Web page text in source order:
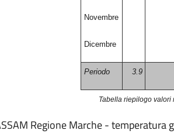
Novembre
Dicembre
Periodo 3.9
Tabella riepilogo valori